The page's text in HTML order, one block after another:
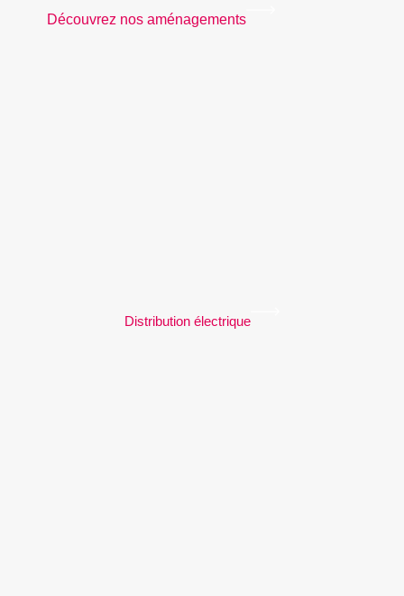
Découvrez nos aménagements
Distribution électrique